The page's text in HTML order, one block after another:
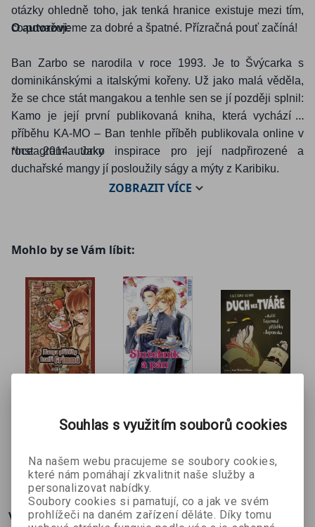
otázky ohledně toho, jak tenká hranice existuje mezi tím,
co považujeme za dobré a špatné. Přízračná pouť začíná!
O autorovi:
Ban Zarbo se narodila v roce 1993. Je to Švýcarka s
dominikánskými a italskými kořeny. Už jako malá věděla,
že se chce stát mangakou a tenhle sen se jí později splnil:
Kamo je její první publikovaná kniha, která vychází z
příběhu KA-MO – Ban tenhle příběh publikovala online v
roce 2014. Jako inspirace pro její nadpřirozené a
duchařské mangy jí posloužily ságy a mýty z Karibiku.
*Instagram autorky
ZOBRAZITVÍCE
Mohlo by se Vám líbit:
Kei Ishiyama
251 Kč 279 Kč
Lo & Lorinell
233 Kč 259 Kč
Sean Michael
94 Kč 235 Kč
Více o knize
Souhlas s využitím souborů cookies
Na našem webu pracujeme se soubory cookies,
které nám pomáhají zkvalitnit naše služby a
personalizovat nabídky.
Soubory cookies si pamatují, co a jak ve svém
prohlížeči na daném zařízení děláte. Díky tomu